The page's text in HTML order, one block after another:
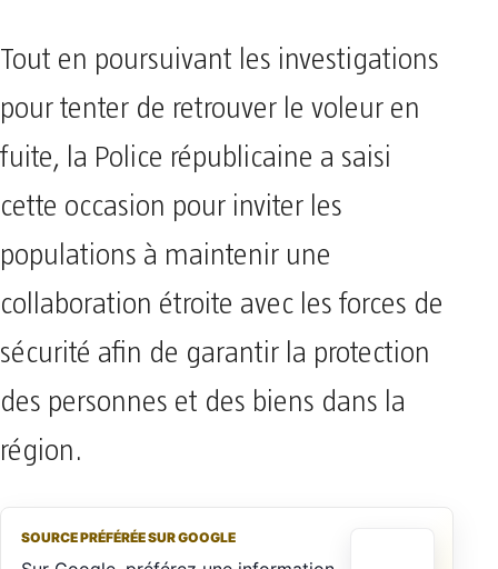
​Tout en poursuivant les investigations
pour tenter de retrouver le voleur en
fuite, la Police républicaine a saisi
cette occasion pour inviter les
populations à maintenir une
collaboration étroite avec les forces de
sécurité afin de garantir la protection
des personnes et des biens dans la
région.
SOURCE PRÉFÉRÉE SUR GOOGLE